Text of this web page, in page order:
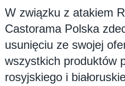
W związku z atakiem
Castorama Polska
usunięciu ze swojej
wszystkich produktów
rosyjskiego i